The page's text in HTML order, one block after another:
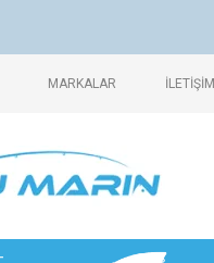
MARKALAR İLETİŞİM